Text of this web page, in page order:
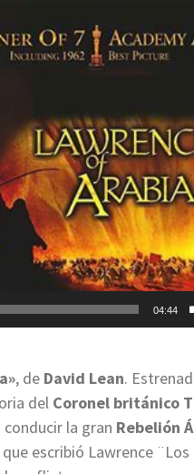
04:44
, de David Lean.
del Coronel británico
la gran Rebelión
escribió Lawrence